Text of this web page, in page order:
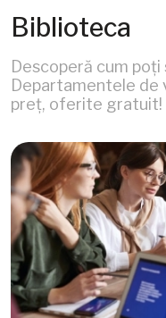
Biblioteca
Descoperă cum
Departamentele de
preț, oferite gratuit!